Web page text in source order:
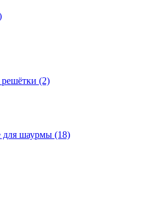
(2)
для шаурмы (18)